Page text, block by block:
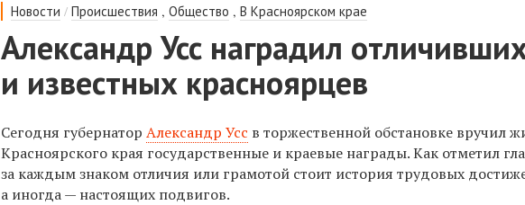
Новости /Происшествия ,Общество ,В Красноярском крае
Александр Усс наградил
и известных красноярцев
Сегодня губернаторАлександр Усс в торжественной обстановке вручил
Красноярского края государственные и краевые награды. Как отметил
за каждым знаком отличия или грамотой стоит история трудовых
а иногда — настоящих подвигов.